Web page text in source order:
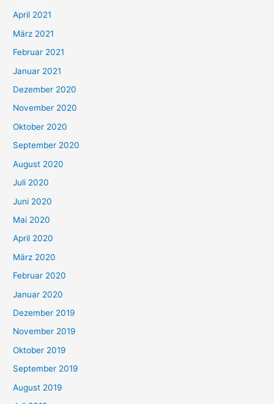
:
April 2021
März 2021
Februar 2021
Januar 2021
Dezember 2020
November 2020
Oktober 2020
September 2020
August 2020
Juli 2020
Juni 2020
Mai 2020
April 2020
März 2020
Februar 2020
Januar 2020
Dezember 2019
November 2019
Oktober 2019
September 2019
August 2019